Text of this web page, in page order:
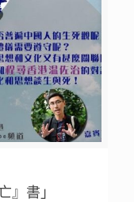
』書」